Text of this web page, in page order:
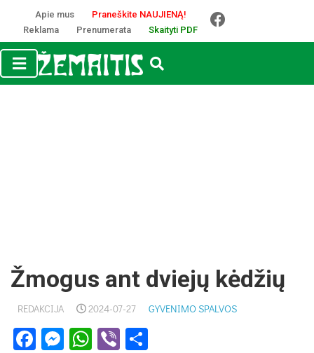
Apie mus
Praneškite NAUJIENĄ!
Reklama
Prenumerata Skaityti PDF
Žmogus ant dviejų kėdžių
REDAKCIJA 2024-07-27 GYVENIMO SPALVOS
Facebook
Messenger
WhatsApp
Viber